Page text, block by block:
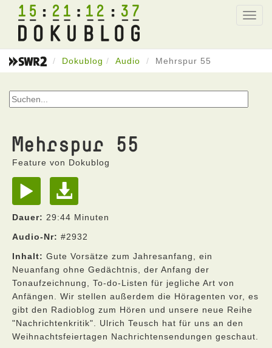
15 21 12 37
Dokublog Audio Mehrspur 55
Mehrspur 55
Feature von Dokublog
Dauer: 29:44 Minuten
Audio-Nr: #2932
Inhalt: Gute Vorsätze zum Jahresanfang, ein
Neuanfang ohne Gedächtnis, der Anfang der
Tonaufzeichnung, To-do-Listen für jegliche Art von
Anfängen. Wir stellen außerdem die Höragenten vor, es
gibt den Radioblog zum Hören und unsere neue Reihe
"Nachrichtenkritik". Ulrich Teusch hat für uns an den
Weihnachtsfeiertagen Nachrichtensendungen geschaut.